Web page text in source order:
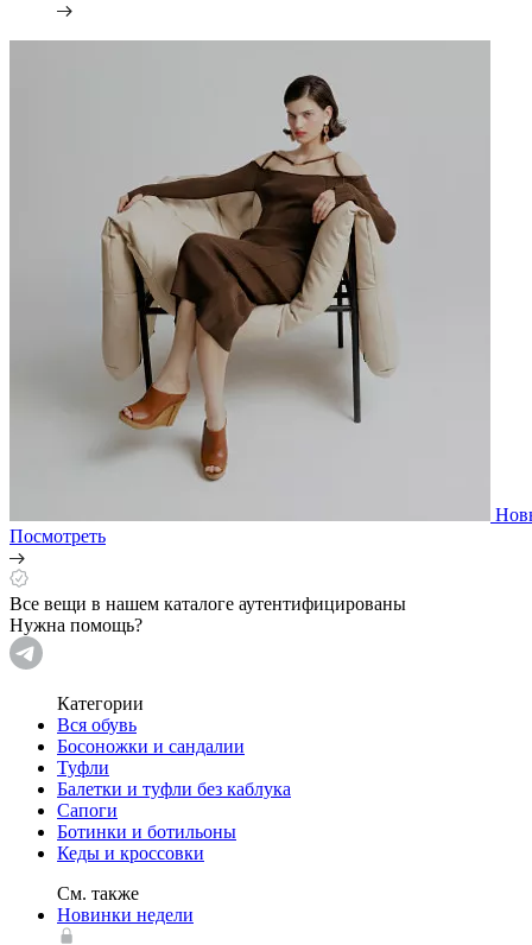
Посмотреть
Все вещи в нашем каталоге аутентифицированы
Нужна помощь?
Категории
Вся обувь
Босоножки и сандалии
Туфли
Балетки и туфли без каблука
Сапоги
Ботинки и ботильоны
Кеды и кроссовки
См. также
Новинки недели